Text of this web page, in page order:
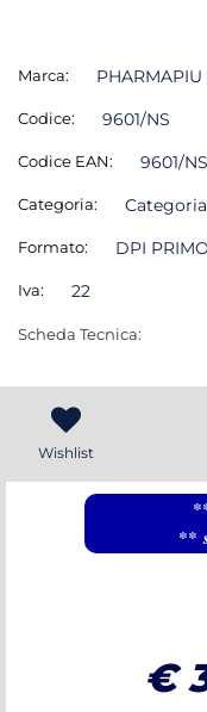
Marca: PHARMAPIU
Codice: 9601/NS
Codice EAN: 9601/NS
Categoria:
Formato: DPI
Iva: 22
Scheda Tecnica:
Wishlist
**
€